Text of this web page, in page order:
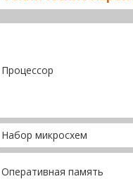
Процессор
Набор микросхем
Оперативная память